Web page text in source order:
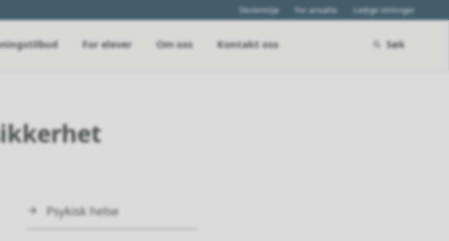
Skolemiljø For ansatte Ledige stillinger
For elever Om oss Kontakt oss Søk
Psykisk helse